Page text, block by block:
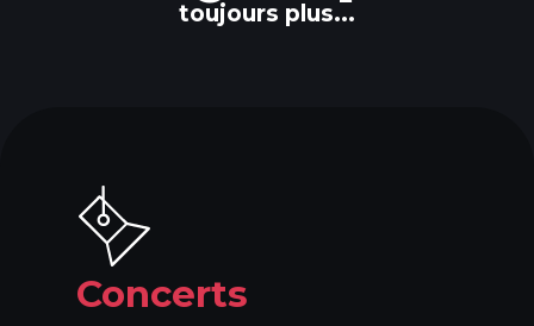
toujours plus...
Concerts